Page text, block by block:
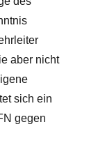
aber nicht
sich ein
gegen